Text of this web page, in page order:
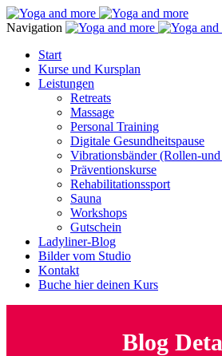
Navigation
Start
Kurse und Kursplan
Leistungen
Retreats
Massage
Personal Training
Digitale Gesundheitspause
Vibrationsbänder (Rollen-und
Präventionskurse
Rehabilitationssport
Sauna
Workshops
Gutschein
Ladyliner-Blog
Bilder vom Studio
Kontakt
Buche hier deinen Kurs
Blog